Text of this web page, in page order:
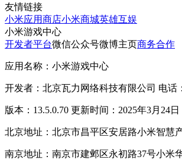
友情链接
小米应用商店小米商城英雄互娱
小米游戏中心
开发者平台微信公众号微博主页商务合作
应用名称：小米游戏中心
开发者：北京瓦力网络科技有限公司 电话
版本：13.5.0.70 更新时间：2025年3月24日
北京地址：北京市昌平区安居路小米智慧
南京地址：南京市建邺区永初路37号小米